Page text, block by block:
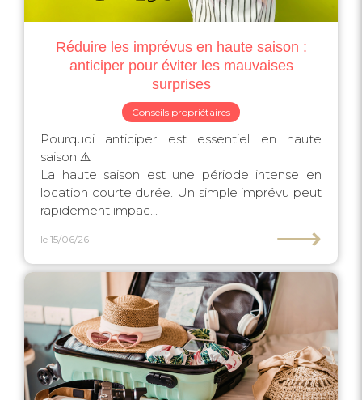
Réduire les imprévus en haute saison :
anticiper pour éviter les mauvaises
surprises
Conseils propriétaires
Pourquoi anticiper est essentiel en haute
saison ⚠️
La haute saison est une période intense en
location courte durée. Un simple imprévu peut
rapidement impac...
le 15/06/26 ⟶